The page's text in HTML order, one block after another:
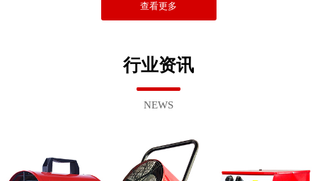
查看更多
行业资讯
NEWS